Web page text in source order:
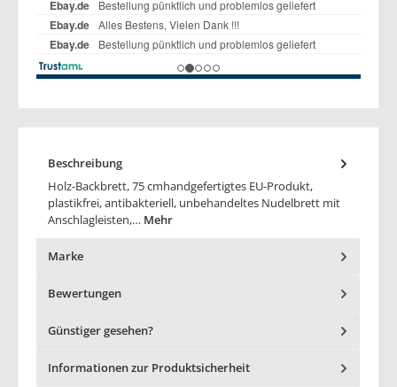
Beschreibung
Holz-Backbrett, 75 cmhandgefertigtes EU-Produkt,
plastikfrei, antibakteriell, unbehandeltes Nudelbrett mit
Anschlagleisten,… Mehr
Marke
Bewertungen
Günstiger gesehen?
Informationen zur Produktsicherheit